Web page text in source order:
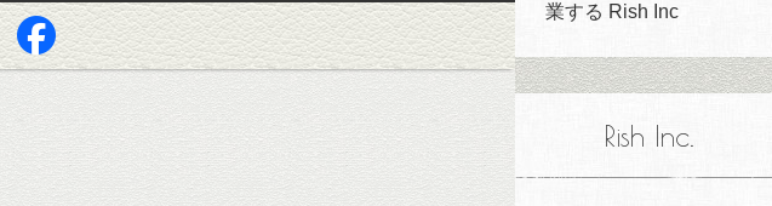
業する Rish Inc
Rish Inc.